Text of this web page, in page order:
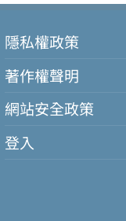
隱私權政策
著作權聲明
網站安全政策
登入